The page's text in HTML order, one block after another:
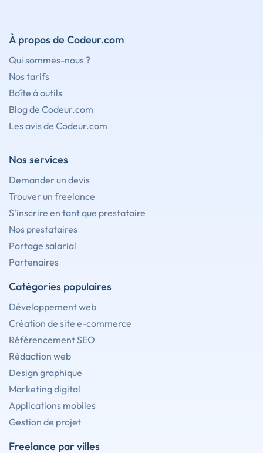
À propos de Codeur.com
Qui sommes-nous ?
Nos tarifs
Boîte à outils
Blog de Codeur.com
Les avis de Codeur.com
Nos services
Demander un devis
Trouver un freelance
S'inscrire en tant que prestataire
Nos prestataires
Portage salarial
Partenaires
Catégories populaires
Développement web
Création de site e-commerce
Référencement SEO
Rédaction web
Design graphique
Marketing digital
Applications mobiles
Gestion de projet
Freelance par villes